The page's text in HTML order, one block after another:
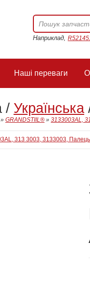
Наприклад,
Наші переваги
/ Українська
GRANDSTIIL® » 3133003AL,